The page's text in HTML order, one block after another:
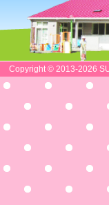
Copyright © 2013-2026